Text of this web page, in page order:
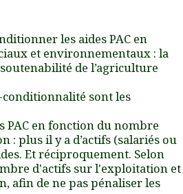
les aides PAC en
et environnementaux : la
de l’agriculture
conditionnalité sont les
PAC en fonction du nombre
: plus il y a d’actifs (salariés ou
Et réciproquement. Selon
d'actifs sur l'exploitation et
afin de ne pas pénaliser les